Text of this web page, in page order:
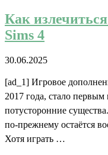
Как
Sims 4
30.06.2025
[ad_1] Игровое
2017 года, стало первым
потусторонние
по-прежнему остаётся
Хотя играть …